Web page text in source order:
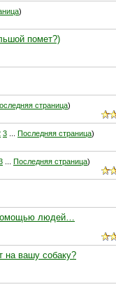
)
помет?)
страница)
3 Последняя страница)
Последняя страница)
людей…
на вашу собаку?